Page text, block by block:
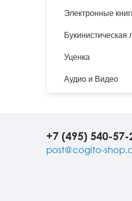
Электронные
Букинистическая
Уценка
Аудио и Видео
+7 (495) 540-57-
post@cogito-